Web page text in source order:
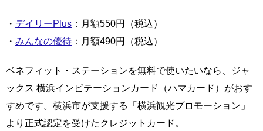
・ デイリーPlus ：月額550円（税込）
・ みんなの優待 ：月額490円（税込）
ベネフィット・ステーションを無料で使いたいなら、ジャ
ックス 横浜インビテーションカード（ハマカード）がおす
すめです。横浜市が支援する「横浜観光プロモーション」
より正式認定を受けたクレジットカード。